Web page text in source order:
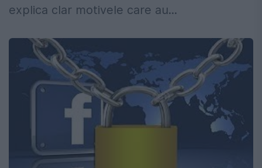
explica clar motivele care au...